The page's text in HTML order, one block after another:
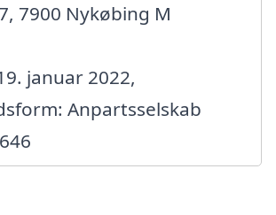
7900 Nykøbing M
januar 2022,
Anpartsselskab